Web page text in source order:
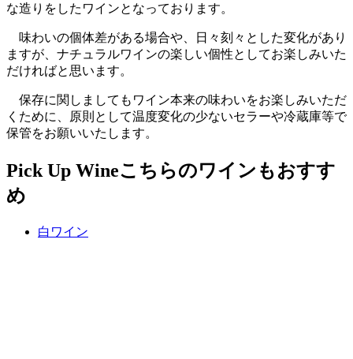
な造りをしたワインとなっております。
味わいの個体差がある場合や、日々刻々とした変化があり
ますが、ナチュラルワインの楽しい個性としてお楽しみいた
だければと思います。
保存に関しましてもワイン本来の味わいをお楽しみいただ
くために、原則として温度変化の少ないセラーや冷蔵庫等で
保管をお願いいたします。
Pick Up Wineこちらのワインもおすす
め
白ワイン